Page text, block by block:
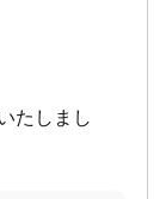
たしまし